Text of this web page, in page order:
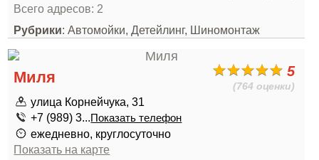
Всего адресов: 2
Рубрики: Автомойки, Детейлинг, Шиномонтаж
5
(764 оценки)
Миля
улица Корнейчука, 31
+7 (989) 3...Показать телефон
ежедневно, круглосуточно
Показать на карте